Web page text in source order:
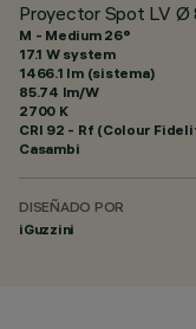
Proyector Spot LV
M - Medium 26°
17.1 W system
1466.1 lm (sistema)
85.74 lm/W
2700 K
CRI 92 - Rf (Colour
Casambi
DISEÑADO POR
iGuzzini